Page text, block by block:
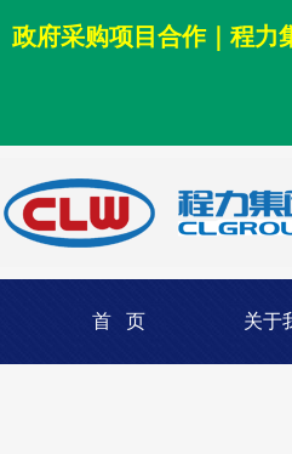
政府采购项目合作｜程力
首 页 关于